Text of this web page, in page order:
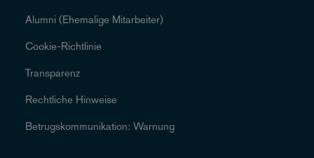
Alumni (Ehemalige Mitarbeiter)
Cookie-Richtlinie
Transparenz
Rechtliche Hinweise
Betrugskommunikation: Warnung